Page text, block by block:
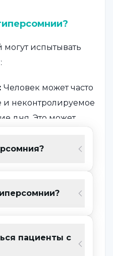
испытывать
Человек может часто
и неконтролируемое
дня. Это может
работы или
пробуждения:
утром человек
Несмотря на
пациенты с